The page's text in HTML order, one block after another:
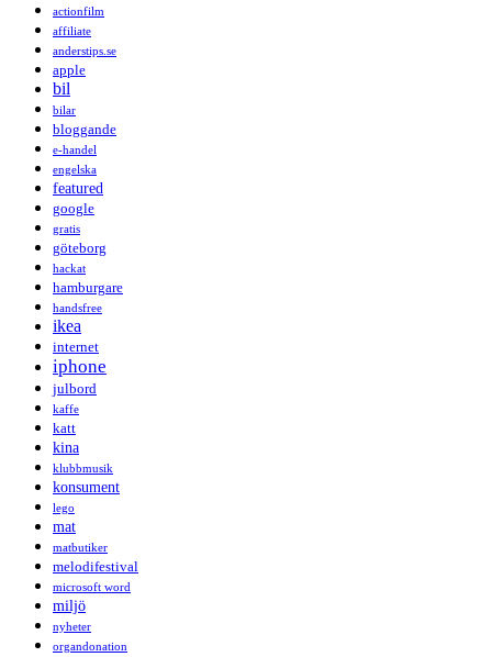
actionfilm
affiliate
anderstips.se
apple
bil
bilar
bloggande
e-handel
engelska
featured
google
gratis
göteborg
hackat
hamburgare
handsfree
ikea
internet
iphone
julbord
kaffe
katt
kina
klubbmusik
konsument
lego
mat
matbutiker
melodifestival
microsoft word
miljö
nyheter
organdonation